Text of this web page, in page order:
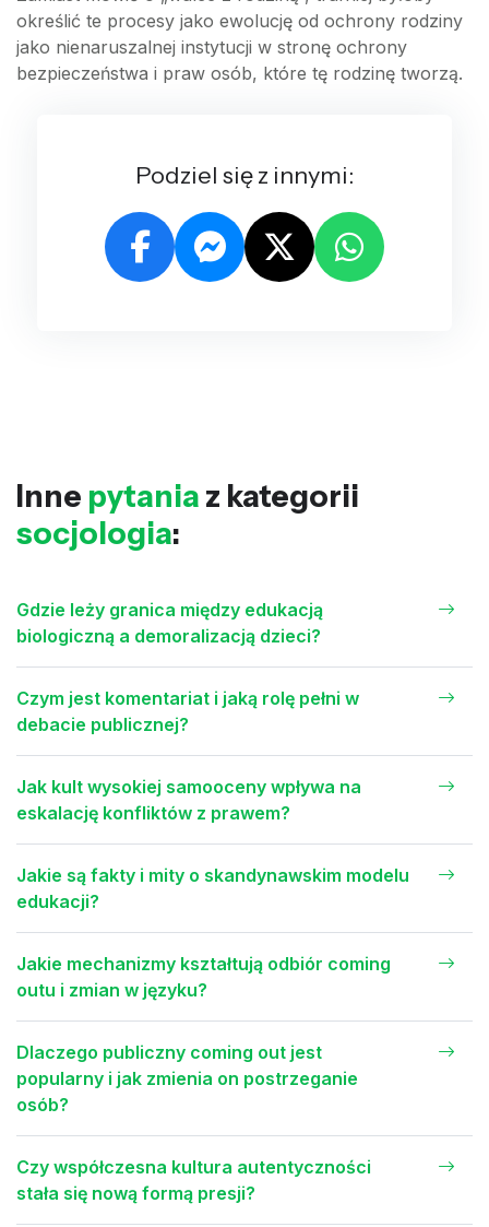
określić te procesy jako ewolucję od ochrony rodziny
jako nienaruszalnej instytucji w stronę ochrony
bezpieczeństwa i praw osób, które tę rodzinę tworzą.
Podziel się z innymi:
Inne pytania z kategorii
socjologia:
Gdzie leży granica między edukacją
biologiczną a demoralizacją dzieci?
Czym jest komentariat i jaką rolę pełni w
debacie publicznej?
Jak kult wysokiej samooceny wpływa na
eskalację konfliktów z prawem?
Jakie są fakty i mity o skandynawskim modelu
edukacji?
Jakie mechanizmy kształtują odbiór coming
outu i zmian w języku?
Dlaczego publiczny coming out jest
popularny i jak zmienia on postrzeganie
osób?
Czy współczesna kultura autentyczności
stała się nową formą presji?